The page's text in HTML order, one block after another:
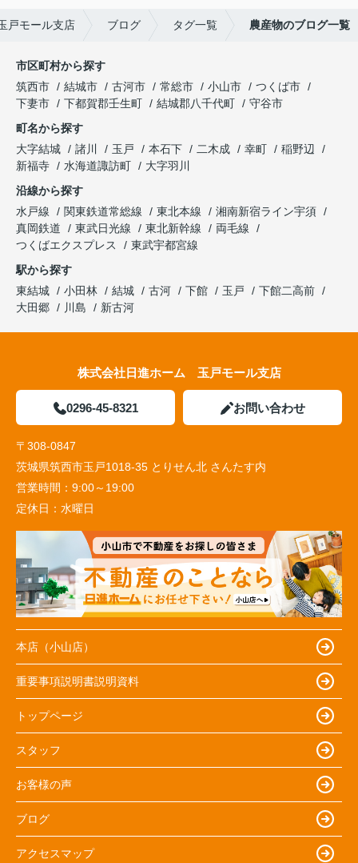
戸モール支店 ブログ タグ一覧 農産物のブログ一覧
市区町村から探す
筑西市
結城市 古河市 常総市 小山市
つくば市
下妻市
下都賀郡壬生町 結城郡八千代町
守谷市
町名から探す
大字結城
諸川 玉戸 本石下 二木成 幸町
稲野辺
新福寺
水海道諏訪町
大字羽川
沿線から探す
水戸線
関東鉄道常総線 東北本線
湘南新宿ライン宇須
真岡鉄道
東武日光線 東北新幹線
両毛線
つくばエクスプレス
東武宇都宮線
駅から探す
東結城
小田林 結城 古河 下館 玉戸
下館二高前
大田郷
川島 新古河
株式会社日進ホーム 玉戸モール支店
0296-45-8321 お問い合わせ
〒308-0847
茨城県筑西市玉戸1018-35 とりせん北 さんたす内
営業時間： 9:00～19:00
定休日： 水曜日
本店（小山店）
重要事項説明書説明資料
トップページ
スタッフ
お客様の声
ブログ
アクセスマップ